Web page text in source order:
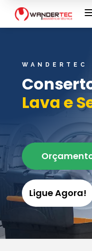
WANDERTEC
Lava e
Ligue Agora!